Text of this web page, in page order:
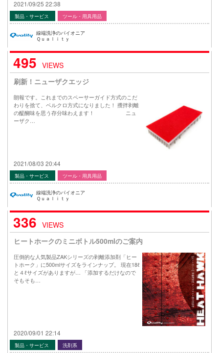
2021/09/25 22:38
製品・サービス ツール・用具用品
線端洗浄のパイオニア
Ｑｕａｌｉｔｙ
495 VIEWS
刷新！ニューザクエッジ
朗報です。これまでのスペーサーガイド方式のこだ
わりを捨て、ベルクロ方式になりました！ 攪拌剥離
の醍醐味を思う存分味わえます！ ニュ
ーザク…
2021/08/03 20:44
製品・サービス ツール・用具用品
線端洗浄のパイオニア
Ｑｕａｌｉｔｙ
336 VIEWS
ヒートホークのミニボトル500mlのご案内
圧倒的な人気製品ZAKシリーズの剥離添加剤「ヒー
トホーク」に500mlサイズをラインナップ。 現在18ℓ
と４ℓサイズがありますが… 「添加するだけなので
そもそも…
2020/09/01 22:14
製品・サービス 洗剤系